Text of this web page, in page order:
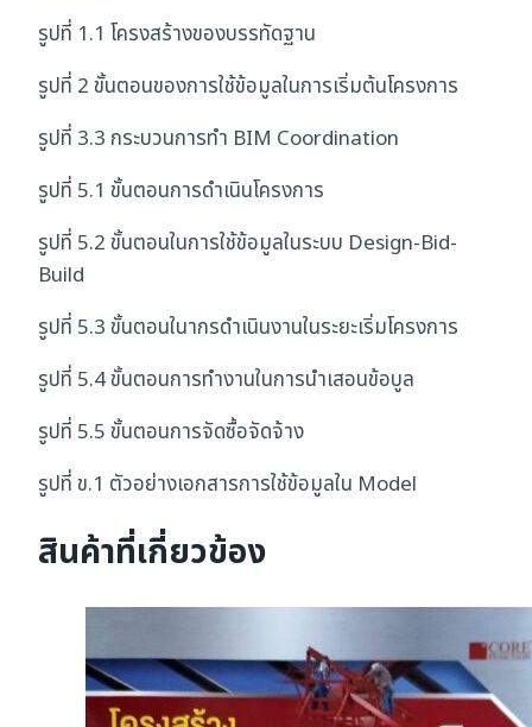
รูปที่ 1.1 โครงสร้างของบรรทัดฐาน
รูปที่ 2 ขั้นตอนของการใช้ข้อมูลในการเริ่มต้นโครงการ
รูปที่ 3.3 กระบวนการทำ BIM Coordination
รูปที่ 5.1 ขั้นตอนการดำเนินโครงการ
รูปที่ 5.2 ขั้นตอนในการใช้ข้อมูลในระบบ Design-Bid-
Build
รูปที่ 5.3 ขั้นตอนในากรดำเนินงานในระยะเริ่มโครงการ
รูปที่ 5.4 ขั้นตอนการทำงานในการนำเสอนข้อบูล
รูปที่ 5.5 ขั้นตอนการจัดซื้อจัดจ้าง
รูปที่ ข.1 ตัวอย่างเอกสารการใช้ข้อมูลใน Model
สินค้าที่เกี่ยวข้อง